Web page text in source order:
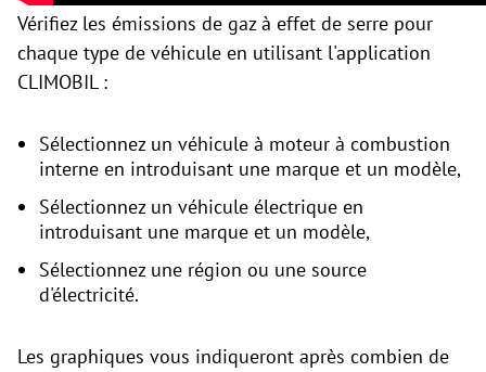
Vérifiez les émissions de gaz à effet de serre pour
chaque type de véhicule en utilisant l'application
CLIMOBIL :
Sélectionnez un véhicule à moteur à combustion
interne en introduisant une marque et un modèle,
Sélectionnez un véhicule électrique en
introduisant une marque et un modèle,
Sélectionnez une région ou une source
d'électricité.
Les graphiques vous indiqueront après combien de